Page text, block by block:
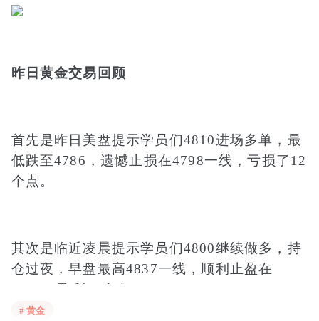
昨日黄金交易回顾
首先是昨日美盘提示学员们4810进场多单，最
低跌至4786，遗憾止损在4798一线，亏损了12
个点。
其次是临近凌晨提示学员们4800继续做多，持
仓过夜，早盘最高4837一线，顺利止盈在
# 黄金